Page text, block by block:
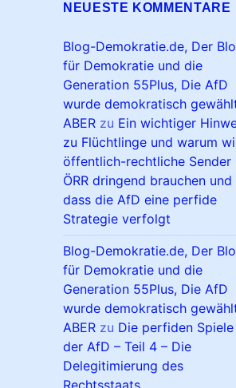
NEUESTE KOMMENTARE
Blog-Demokratie.de, Der
für Demokratie und die
Generation 55Plus, Die AfD
wurde demokratisch
ABER zu Ein wichtiger
zu Flüchtlinge und warum
öffentlich-rechtliche Sender
ÖRR dringend brauchen und
dass die AfD eine perfide
Strategie verfolgt
Blog-Demokratie.de, Der
für Demokratie und die
Generation 55Plus, Die AfD
wurde demokratisch
ABER zu Die perfiden Spiele
der AfD – Teil 4 – Die
Delegitimierung des